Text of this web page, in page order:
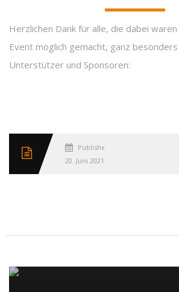
Herzlichen Dank für alle, die dabei
Event möglich gemacht, ganz
Unterstützer und Sponsoren:
Published
20. Juni 2021